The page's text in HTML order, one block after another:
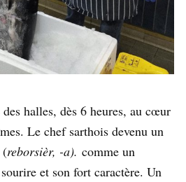
halles, dès 6 heures, au cœur
Le chef sarthois devenu un
(reborsièr, -a). comme un
et son fort caractère. Un